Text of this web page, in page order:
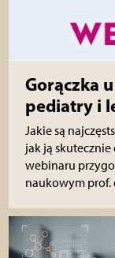
Gorączka
pediatry i
Jakie są
jak ją
webinaru
naukowym prof.